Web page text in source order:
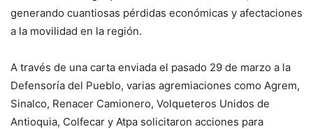
generando cuantiosas pérdidas económicas y afectaciones
a la movilidad en la región.
A través de una carta enviada el pasado 29 de marzo a la
Defensoría del Pueblo, varias agremiaciones como Agrem,
Sinalco, Renacer Camionero, Volqueteros Unidos de
Antioquia, Colfecar y Atpa solicitaron acciones para